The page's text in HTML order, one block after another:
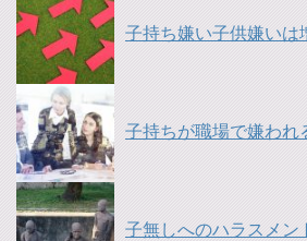
子持ち嫌い子供嫌いは
子持ちが職場で嫌われ
子無しへのハラスメ